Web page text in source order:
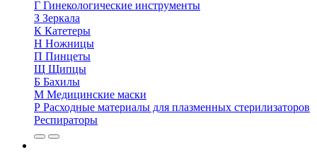
Г Гинекологические инструменты
З Зеркала
К Катетеры
Н Ножницы
П Пинцеты
Щ Щипцы
Б Бахилы
М Медицинские маски
Р Расходные материалы для плазменных стерилизаторов
Респираторы